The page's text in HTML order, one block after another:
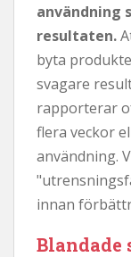
användning
resultaten.
byta
svagare
rapporterar
flera veckor
användning.
innan
Blandade